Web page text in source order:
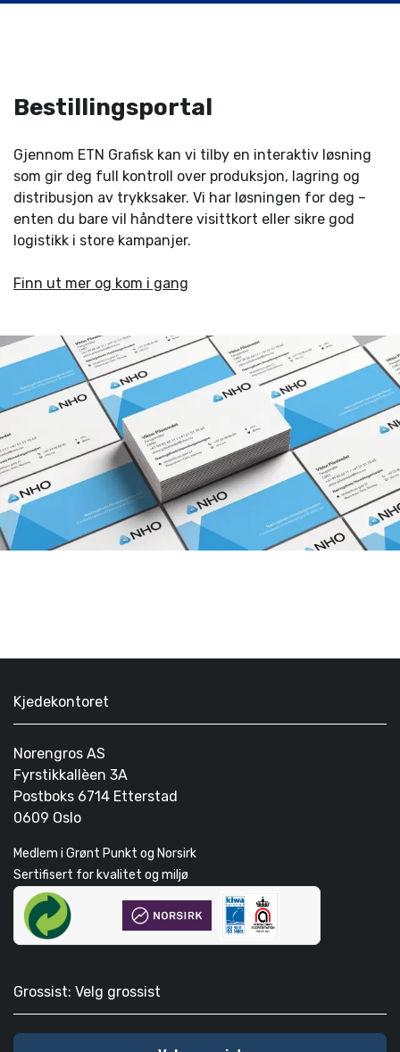
Bestillingsportal
Gjennom ETN Grafisk kan vi tilby en interaktiv løsning
som gir deg full kontroll over produksjon, lagring og
distribusjon av trykksaker. Vi har løsningen for deg –
enten du bare vil håndtere visittkort eller sikre god
logistikk i store kampanjer.
Finn ut mer og kom i gang
Kjedekontoret
Norengros AS
Fyrstikkallèen 3A
Postboks 6714 Etterstad
0609 Oslo
Medlem i Grønt Punkt og Norsirk
Sertifisert for kvalitet og miljø
Grossist: Velg grossist